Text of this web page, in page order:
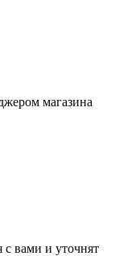
магазина
вами и уточнят